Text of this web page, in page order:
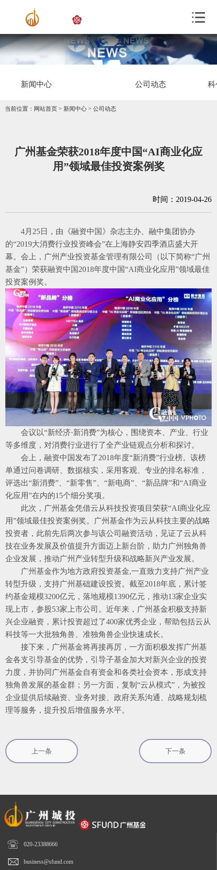
新闻中心 公司动态 科
当前位置： 网站首页 > 新闻中心 > 公司动态
广州基金荣获2018年度中国“AI商业化应
用”领域最佳投资案例奖
时间：2019-04-26
4月 25日，由《融资中国》杂志主办、融中集团协办
的“2019大消费行业投资峰会”在上海静安四季酒店盛大开
幕。会上，广州产业投资基金管理有限公司（以下简称“广州
基金”）荣获融资中国 2018年度中国“AI商业化应用”领域最佳
投资案例奖。
会议以“新经济·新消费”为核心，围绕资本、产业、行业
等多维度，对消费行业进行了全产业链观点分析和探讨。
会上，融资中国发布了2018年度“新消费”行业榜。该榜
单通过问卷调研、数据核实，采用客观、专业的排名标准，
评选出“新消费”、“新零售”、“新电商”、“新品牌”和“AI商业
化应用”在内的15个细分奖项。
此次，广州基金凭借云从科技投资项目荣获“AI商业化应
用”领域最佳投资案例奖。广州基金作为云从科技主要的战略
投资者，此前先后两次参与该公司融资活动，见证了云从科
技在业务发展及价值提升方面迈上新台阶，助力广州独角兽
企业发展，推动广州产业转型升级和战略新兴产业发展。
广州基金作为地方政府投资基金,一直致力支持广州产业
转型升级，支持广州基础建设投资。截至2018年底，累计签
约基金规模3200亿元，落地规模1390亿元，推动13家企业实
现上市，参股53家上市公司。近年来，广州基金积极支持新
兴企业融资，累计投资超过了400家优秀企业，帮助包括云从
科技等一大批独角兽、准独角兽企业快速成长。
接下来，广州基金将再接再厉，一方面积极发挥广州基
金各支引导基金的优势，引导子基金加大对新兴企业的投资
力度，并协同广州基金自有资金和各类社会资本，形成支持
独角兽发展的基金群；另一方面，复制“云从模式”，为被投
企业提供后续融资、业务对接、政府关系沟通、战略规划梳
理等服务，提升投后增值服务水平。
上一条 下一条
 020-23388666
 business@sfund.com